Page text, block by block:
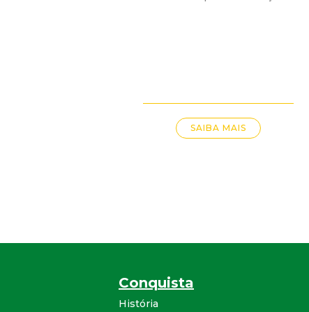
SAIBA MAIS
Conquista
História